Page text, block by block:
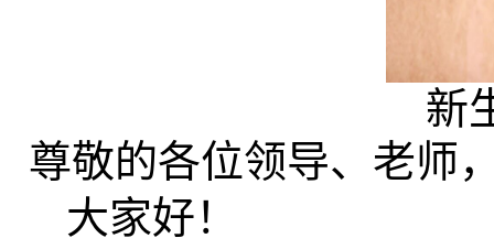
新
尊敬的各位领导、老师
大家好！